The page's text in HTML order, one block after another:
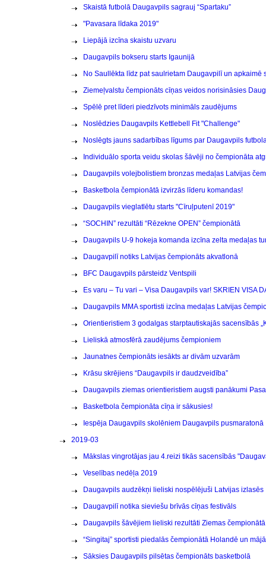
Skaistā futbolā Daugavpils sagrauj “Spartaku”
"Pavasara līdaka 2019"
Liepājā izcīna skaistu uzvaru
Daugavpils bokseru starts Igaunijā
No Saullēkta līdz pat saulrietam Daugavpilī un apkaimē
Ziemeļvalstu čempionāts cīņas veidos norisināsies
Spēlē pret līderi piedzīvots minimāls zaudējums
Noslēdzies Daugavpils Kettlebell Fit "Challenge"
Noslēgts jauns sadarbības līgums par Daugavpils
Individuālo sporta veidu skolas šāvēji no čempionāta
Daugavpils volejbolistiem bronzas medaļas Latvijas
Basketbola čempionātā izvirzās līderu komandas!
Daugavpils vieglatlētu starts "Cīruļputenī 2019"
“SOCHIN” rezultāti “Rēzekne OPEN” čempionātā
Daugavpils U-9 hokeja komanda izcīna zelta medaļas
Daugavpilī notiks Latvijas čempionāts akvatlonā
BFC Daugavpils pārsteidz Ventspili
Es varu – Tu vari – Visa Daugavpils var! SKRIEN VISA
Daugavpils MMA sportisti izcīna medaļas Latvijas
Orientieristiem 3 godalgas starptautiskajās sacensībās
Lieliskā atmosfērā zaudējums čempioniem
Jaunatnes čempionāts iesākts ar divām uzvarām
Krāsu skrējiens “Daugavpils ir daudzveidība”
Daugavpils ziemas orientieristiem augsti panākumi
Basketbola čempionāta cīņa ir sākusies!
Iespēja Daugavpils skolēniem Daugavpils pusmaratonā
2019-03
Mākslas vingrotājas jau 4.reizi tikās sacensībās
Veselības nedēļa 2019
Daugavpils audzēkņi lieliski nospēlējuši Latvijas izlasēs
Daugavpilī notika sieviešu brīvās cīņas festivāls
Daugavpils šāvējiem lieliski rezultāti Ziemas
“Singitaj” sportisti piedalās čempionātā Holandē un
Sāksies Daugavpils pilsētas čempionāts basketbolā